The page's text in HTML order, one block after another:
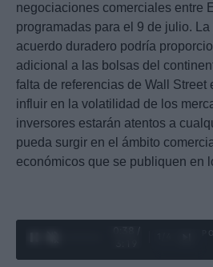
negociaciones comerciales entre
programadas para el 9 de julio.
acuerdo duradero podría
adicional a las bolsas del
falta de referencias de Wall Street
influir en la volatilidad de los
inversores estarán atentos a
pueda surgir en el ámbito
económicos que se publiquen en